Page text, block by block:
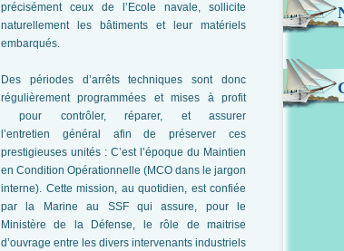
précisément ceux de l’Ecole navale, sollicite
naturellement les bâtiments et leur matériels
embarqués.
Des périodes d’arrêts techniques sont donc
régulièrement programmées et mises à profit
pour contrôler, réparer, et assurer
l’entretien général afin de préserver ces
prestigieuses unités : C’est l’époque du Maintien
en Condition Opérationnelle (MCO dans le jargon
interne). Cette mission, au quotidien, est confiée
par la Marine au SSF qui assure, pour le
Ministère de la Défense, le rôle de maitrise
d’ouvrage entre les divers intervenants industriels